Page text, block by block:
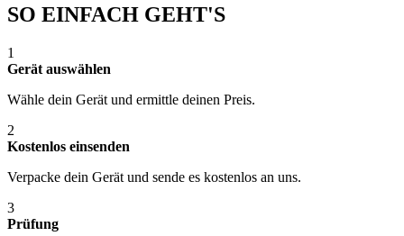
SO EINFACH GEHT'S
1
Gerät auswählen
Wähle dein Gerät und ermittle deinen Preis.
2
Kostenlos einsenden
Verpacke dein Gerät und sende es kostenlos an uns.
3
Prüfung